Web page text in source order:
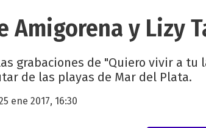
Amigorena y Lizy
grabaciones de "Quiero vivir a tu
de las playas de Mar del Plata.
ene 2017, 16:30